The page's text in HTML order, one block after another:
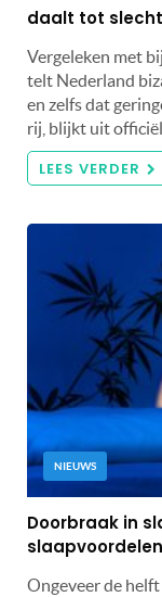
daalt tot
Vergeleken met
telt Nederland
en zelfs dat
rij, blijkt uit
LEES VERDER
NIEUWS
Doorbraak in
Ongeveer de